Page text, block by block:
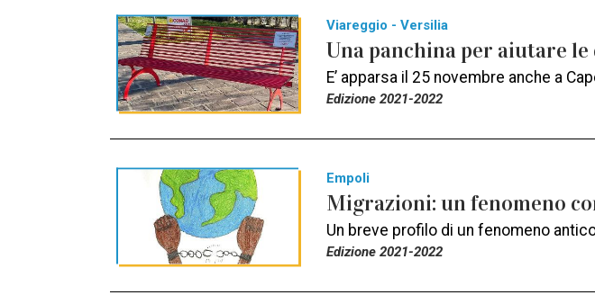
Viareggio - Versilia
Una panchina per aiutare le
E’ apparsa il 25 novembre anche a
Edizione 2021-2022
Empoli
Migrazioni: un fenomeno
Un breve profilo di un fenomeno
Edizione 2021-2022